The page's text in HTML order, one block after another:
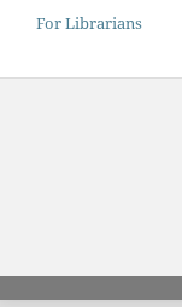
For Librarians